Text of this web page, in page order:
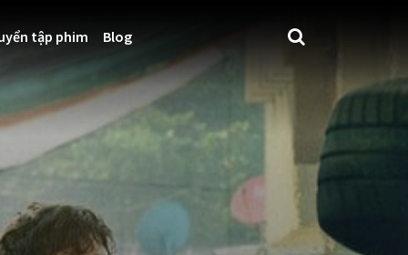
tập phim Blog